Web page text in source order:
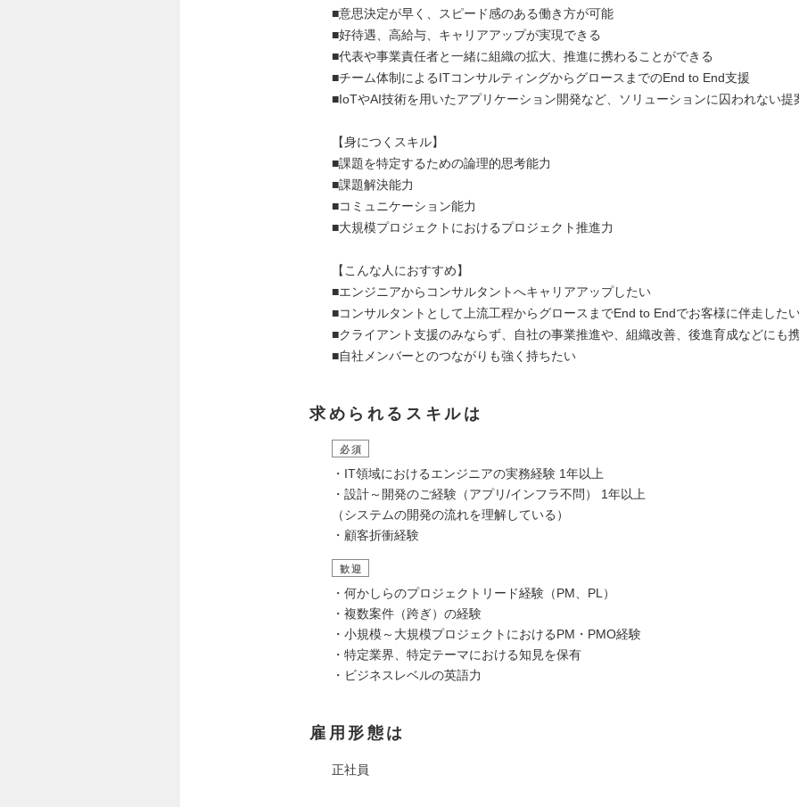
■意思決定が早く、スピード感のある働き方が可能
■好待遇、高給与、キャリアアップが実現できる
■代表や事業責任者と一緒に組織の拡大、推進に携わることができる
■チーム体制によるITコンサルティングからグロースまでのEnd to End支援
■IoTやAI技術を用いたアプリケーション開発など、ソリューションに囚われない提
【身につくスキル】
■課題を特定するための論理的思考能力
■課題解決能力
■コミュニケーション能力
■大規模プロジェクトにおけるプロジェクト推進力
【こんな人におすすめ】
■エンジニアからコンサルタントへキャリアアップしたい
■コンサルタントとして上流工程からグロースまでEnd to Endでお客様に伴走した
■クライアント支援のみならず、自社の事業推進や、組織改善、後進育成などにも
■自社メンバーとのつながりも強く持ちたい
求められるスキルは
必須
・IT領域におけるエンジニアの実務経験 1年以上
・設計～開発のご経験（アプリ/インフラ不問） 1年以上
（システムの開発の流れを理解している）
・顧客折衝経験
歓迎
・何かしらのプロジェクトリード経験（PM、PL）
・複数案件（跨ぎ）の経験
・小規模～大規模プロジェクトにおけるPM・PMO経験
・特定業界、特定テーマにおける知見を保有
・ビジネスレベルの英語力
雇用形態は
正社員